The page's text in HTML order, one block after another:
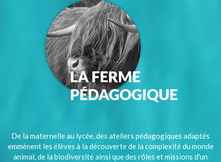
De la maternelle au lycée, des ateliers pédagogiques adaptés
emmènent les élèves à la découverte de la complexité du monde
animal, de la biodiversité ainsi que des rôles et missions d'un